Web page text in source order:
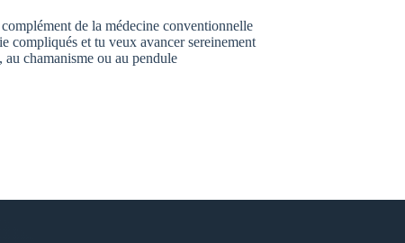
de la médecine conventionnelle
compliqués et tu veux avancer sereinement
chamanisme ou au pendule